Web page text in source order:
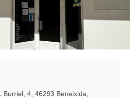
Burriel, 4, 46293 Beneixida,